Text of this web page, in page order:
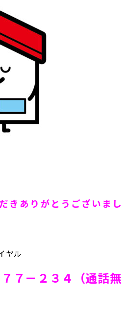
きありがとうございまし
ヤル
７－２３４（通話無